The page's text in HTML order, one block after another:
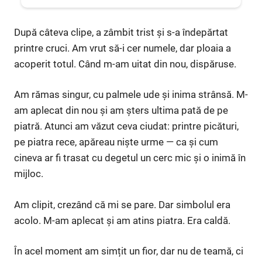
După câteva clipe, a zâmbit trist și s-a îndepărtat
printre cruci. Am vrut să-i cer numele, dar ploaia a
acoperit totul. Când m-am uitat din nou, dispăruse.
Am rămas singur, cu palmele ude și inima strânsă. M-
am aplecat din nou și am șters ultima pată de pe
piatră. Atunci am văzut ceva ciudat: printre picături,
pe piatra rece, apăreau niște urme — ca și cum
cineva ar fi trasat cu degetul un cerc mic și o inimă în
mijloc.
Am clipit, crezând că mi se pare. Dar simbolul era
acolo. M-am aplecat și am atins piatra. Era caldă.
În acel moment am simțit un fior, dar nu de teamă, ci